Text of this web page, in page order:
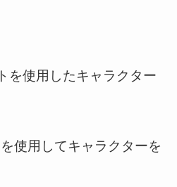
を使用したキャラクター
使用してキャラクターを